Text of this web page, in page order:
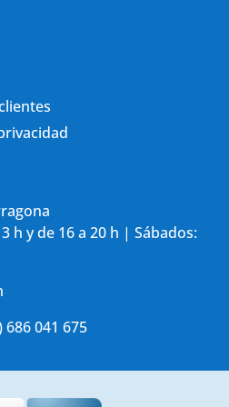
h y de 16 a 20 h | Sábados:
686 041 675